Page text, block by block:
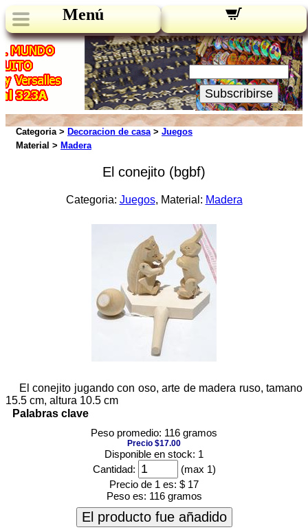
Menú
Novedades:
Su Email:
Subscribirse
Categoria > Decoracion de casa> Juegos
Material > Madera
El conejito (bgbf)
Categoria: Juegos, Material: Madera
El conejito jugando con oso, arte de madera ruso, tamano
15.5 cm, altura 10.5 cm
Palabras clave
Peso promedio: 116 gramos
Precio $17.00
Disponible en stock: 1
Cantidad:
(max 1)
Precio de 1 es: $ 17
Peso es: 116 gramos
El producto fue añadido